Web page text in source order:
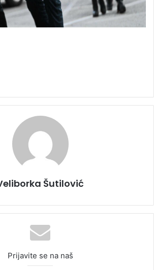
Šutilović
Prijavite se na naš